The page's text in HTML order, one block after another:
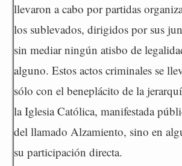
llevaron a cabo por partidas
los sublevados, dirigidos por sus
sin mediar ningún atisbo de
alguno. Estos actos criminales se
sólo con el beneplácito de la
la Iglesia Católica, manifestada
del llamado Alzamiento, sino en
su participación directa.